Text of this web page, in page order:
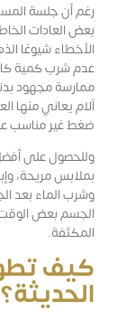
رغم أن جلسة
بعض العادات
الأخطاء شيوعًا
عدم شرب كمية
ممارسة مجهود
آلام يعاني منها
ضغط غير مناسب
وللحصول على
بملابس مريحة،
وشرب الماء بعد
الجسم بعض الوقت
المكثفة.
كيف
الحديثة؟